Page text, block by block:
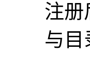
注册
与目